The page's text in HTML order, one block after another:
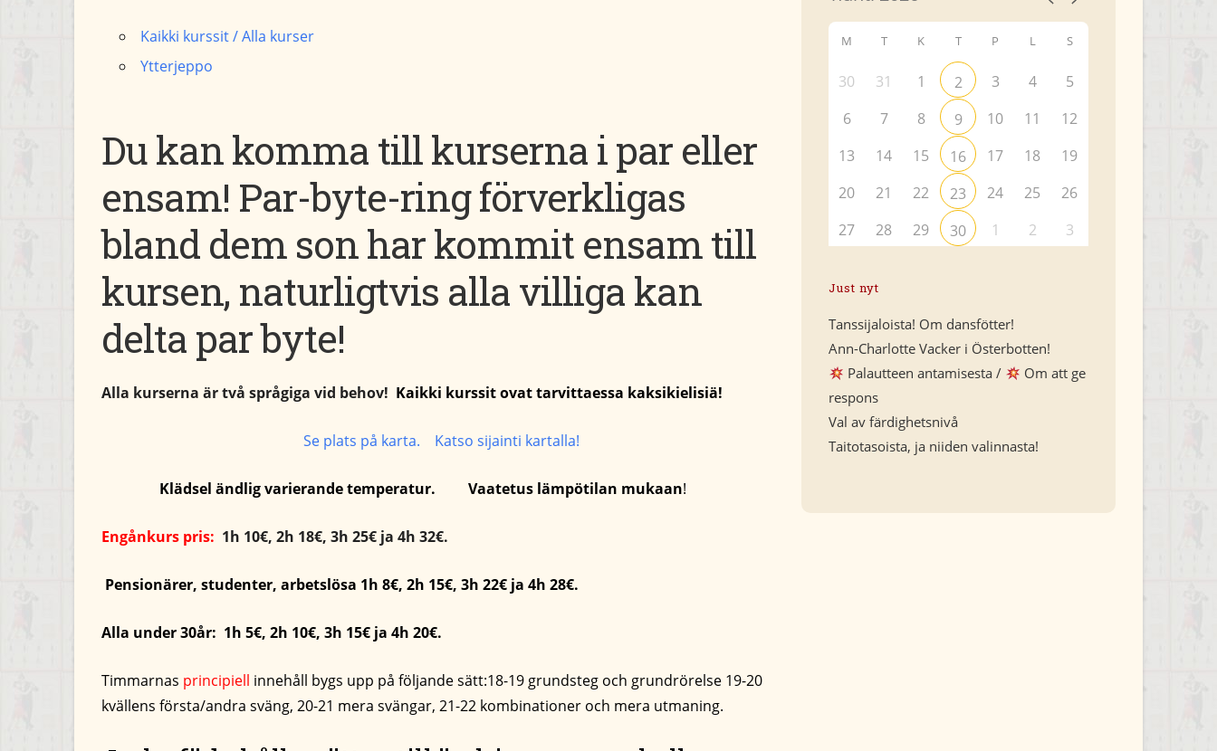
Kaikki kurssit / Alla kurser
Ytterjeppo
Du kan komma till kurserna i par eller
ensam! Par-byte-ring förverkligas
bland dem son har kommit ensam till
kursen, naturligtvis alla villiga kan
delta par byte!
Alla kurserna är två språgiga vid behov! Kaikki kurssit ovat tarvittaessa kaksikielisiä!
Se plats på karta. Katso sijainti kartalla!
Klädsel ändligvarierandetemperatur. Vaatetus lämpötilan mukaan!
Engånkurs pris: 1h 10€, 2h 18€, 3h 25€ ja 4h 32€.
Pensionärer, studenter, arbetslösa 1h 8€, 2h 15€, 3h 22€ ja 4h 28€.
Alla under 30år: 1h 5€, 2h 10€, 3h 15€ ja 4h 20€.
Timmarnas principiell innehåll bygs upp på följande sätt:18-19 grundsteg och grundrörelse 19-20
kvällens första/andra sväng, 20-21 mera svängar, 21-22 kombinationer och mera utmaning.
M T K T P L S
30 31 1 2 3 4
5
6
7 8 9 10 11
12
13
14 15 16 17 18
19
20
21 22 23 24 25
26
27
28 29 30 1 2 3
Just nyt
Tanssijaloista! Om dansfötter!
Ann-Charlotte Vacker i Österbotten!
Palautteen antamisesta /
Om att ge
respons
Val av färdighetsnivå
Taitotasoista, ja niiden valinnasta!